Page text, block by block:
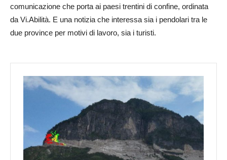
comunicazione che porta ai paesi trentini di confine, ordinata
da Vi.Abilità. E una notizia che interessa sia i pendolari tra le
due province per motivi di lavoro, sia i turisti.